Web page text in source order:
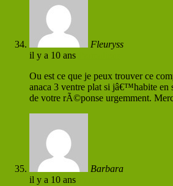
Fleuryss
il y a 10 ans
Ou est ce que je peux trouver ce
anaca 3 ventre plat si jâ€™habite en
de votre rÃ©ponse urgemment.
Barbara
il y a 10 ans